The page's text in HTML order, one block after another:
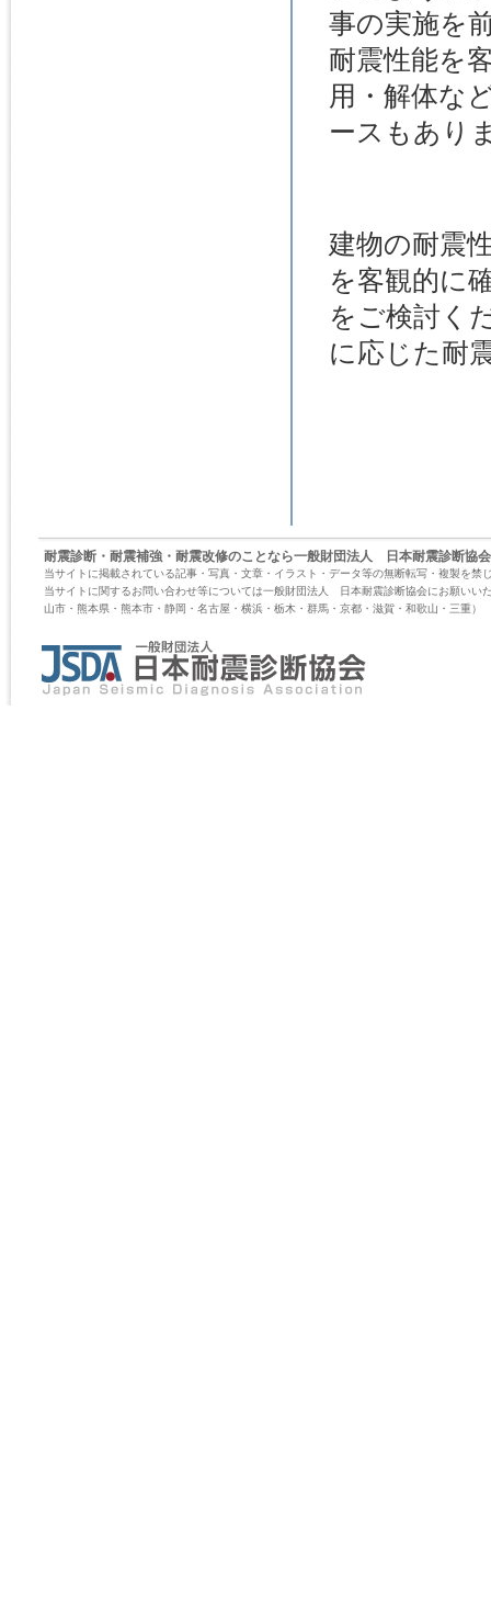
事の実施を
耐震性能を
用・解体な
ースもあり
建物の耐震
を客観的に
をご検討く
に応じた耐
耐震診断・耐震補強・耐震改修のことなら一般財団法人 日本耐震診断協
当サイトに掲載されている記事・写真・文章・イラスト・データ等の無断転写・複製
当サイトに関するお問い合わせ等については一般財団法人 日本耐震診断協会にお願いい
山市・熊本県・熊本市・静岡・名古屋・横浜・栃木・群馬・京都・滋賀・和歌山・三重）